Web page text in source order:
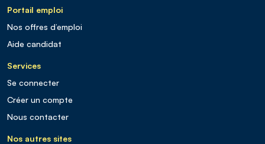
Portail emploi
Nos offres d’emploi
Aide candidat
Services
Se connecter
Créer un compte
Nous contacter
Nos autres sites